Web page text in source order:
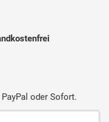
oder Sofort.